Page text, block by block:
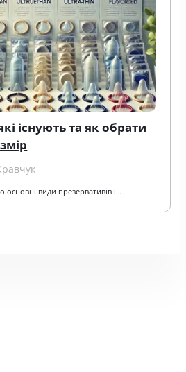
існують та як обрати
основні види презервативів і…